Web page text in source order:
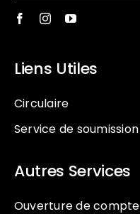
Liens Utiles
Circulaire
Service de soumission
Autres Services
Ouverture de compte